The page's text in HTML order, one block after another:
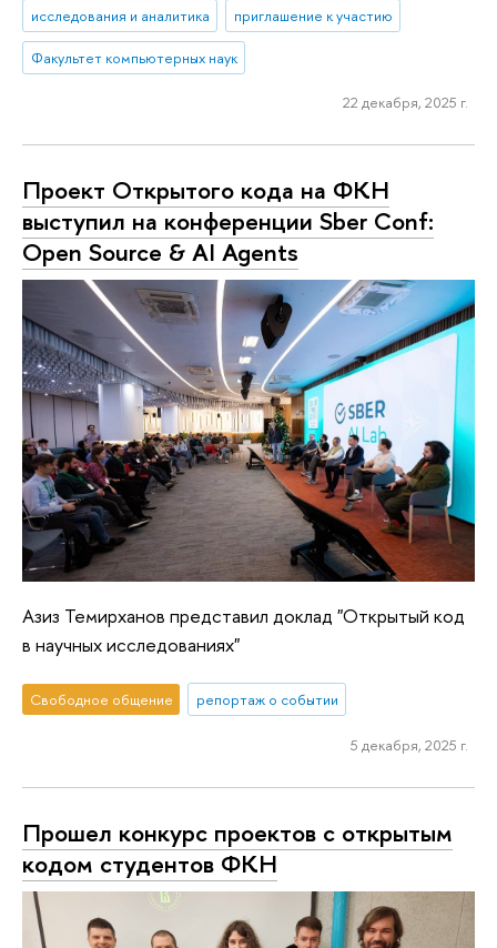
исследования и аналитика приглашение к участию
Факультет компьютерных наук
22 декабря, 2025 г.
Проект Открытого кода на ФКН
выступил на конференции Sber Conf:
Open Source & AI Agents
Азиз Темирханов представил доклад "Открытый код
в научных исследованиях"
Свободное общение репортаж о событии
5 декабря, 2025 г.
Прошел конкурс проектов с открытым
кодом студентов ФКН